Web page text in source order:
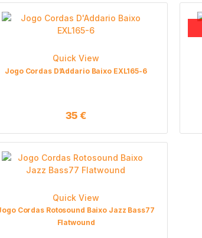
Quick View
Jogo Cordas D’Addario Baixo EXL165-6
35 €
Quick View
Cordas Rotosound Baixo Jazz Bass77
Flatwound